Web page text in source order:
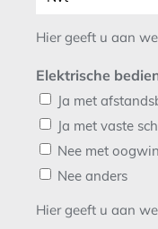
Hier geeft u aan
Elektrische
Ja met
Ja met vaste
Nee met
Nee anders
Hier geeft u aan